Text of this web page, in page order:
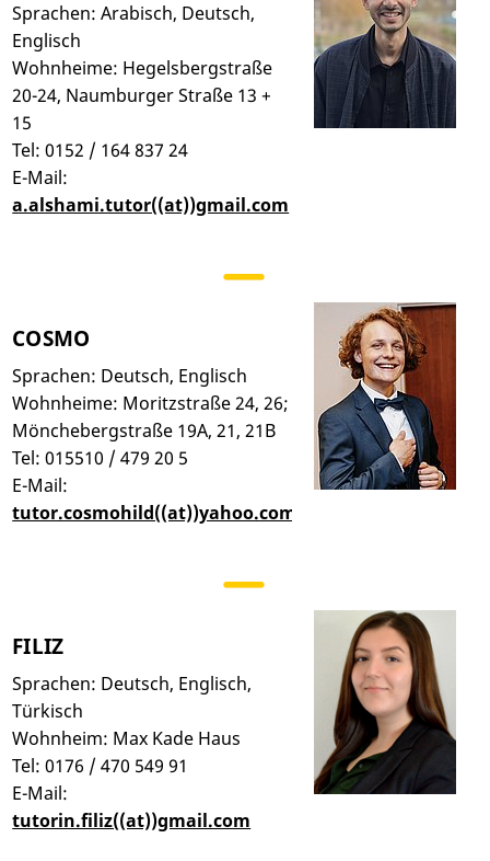
Sprachen: Arabisch, Deutsch,
Englisch
Wohnheime: Hegelsbergstraße
20-24, Naumburger Straße 13 +
15
Tel: 0152 / 164 837 24
E-Mail:
a.alshami.tutor((at))gmail.com
COSMO
Sprachen: Deutsch, Englisch
Wohnheime: Moritzstraße 24, 26;
Mönchebergstraße 19A, 21, 21B
Tel: 015510 / 479 20 5
E-Mail:
tutor.cosmohild((at))yahoo.com
FILIZ
Sprachen: Deutsch, Englisch,
Türkisch
Wohnheim: Max Kade Haus
Tel: 0176 / 470 549 91
E-Mail:
tutorin.filiz((at))gmail.com